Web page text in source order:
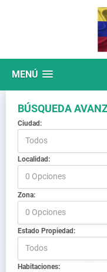
MENÚ
BÚSQUEDA
Ciudad:
Todos
Localidad:
0 Opciones
Zona:
0 Opciones
Estado Propiedad:
Todos
Habitaciones: